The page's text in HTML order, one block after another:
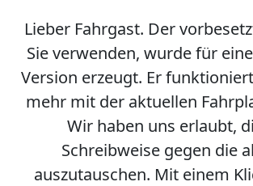
Lieber Fahrgast. Der
Sie verwenden, wurde für
Version erzeugt. Er
mehr mit der aktuellen
Wir haben uns erlaubt,
Schreibweise gegen die
auszutauschen. Mit einem